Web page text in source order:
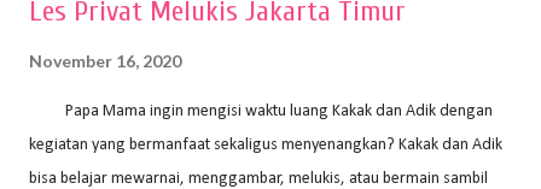
Les Privat Melukis Jakarta Timur
November 16, 2020
Papa Mama ingin mengisi waktu luang Kakak dan Adik dengan
kegiatan yang bermanfaat sekaligus menyenangkan? Kakak dan Adik
bisa belajar mewarnai, menggambar, melukis, atau bermain sambil